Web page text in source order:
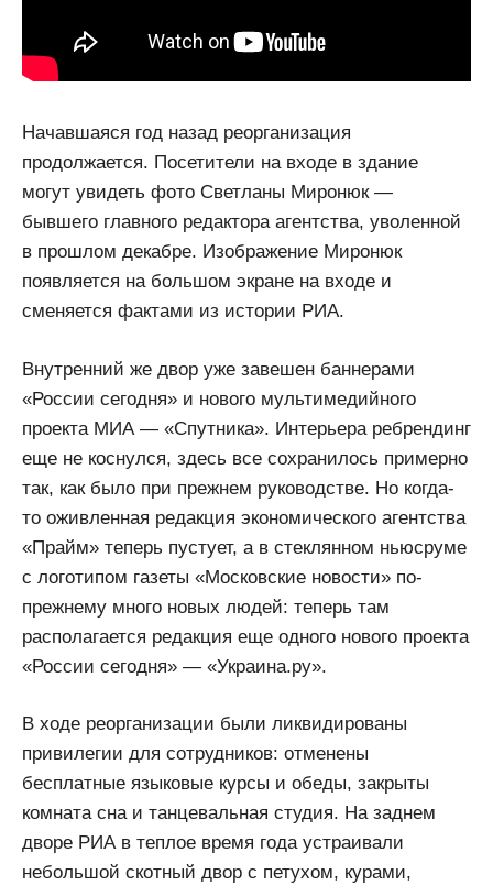
Начавшаяся год назад реорганизация
продолжается. Посетители на входе в здание
могут увидеть фото Светланы Миронюк —
бывшего главного редактора агентства, уволенной
в прошлом декабре. Изображение Миронюк
появляется на большом экране на входе и
сменяется фактами из истории РИА.
Внутренний же двор уже завешен баннерами
«России сегодня» и нового мультимедийного
проекта МИА — «Спутника». Интерьера ребрендинг
еще не коснулся, здесь все сохранилось примерно
так, как было при прежнем руководстве. Но когда-
то оживленная редакция экономического агентства
«Прайм» теперь пустует, а в стеклянном ньюсруме
с логотипом газеты «Московские новости» по-
прежнему много новых людей: теперь там
располагается редакция еще одного нового проекта
«России сегодня» — «Украина.ру».
В ходе реорганизации были ликвидированы
привилегии для сотрудников: отменены
бесплатные языковые курсы и обеды, закрыты
комната сна и танцевальная студия. На заднем
дворе РИА в теплое время года устраивали
небольшой скотный двор с петухом, курами,